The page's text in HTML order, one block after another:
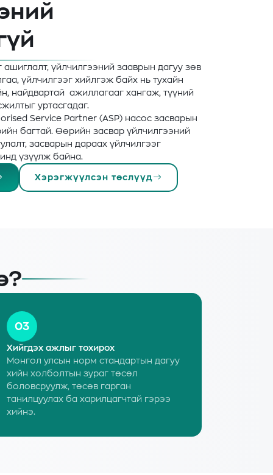
үйлчилгээний зааврын дагуу зөв
үйлчилгээг хийлгэж байх нь тухайн
найдвартай ажиллагааг хангаж, түүний
уртасгадаг.
Service Partner (ASP) насос засварын
багтай. Өөрийн засвар үйлчилгээний
засварын дараах үйлчилгээг
үзүүлж байна.
Хэрэгжүүлсэн төслүүд
03
Хийгдэх ажлыг тохирох
Монгол улсын норм стандартын дагуу
хийн холболтын зураг төсөл
боловсруулж, төсөв гарган
танилцуулах ба харилцагчтай гэрээ
хийнэ.